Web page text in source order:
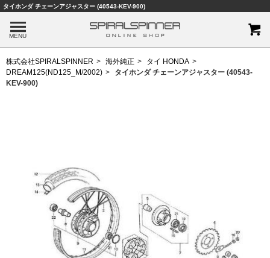
タイホンダ チェーンアジャスター (40543-KEV-900)
MENU
株式会社SPIRALSPINNER 海外純正
タイ HONDA
DREAM125(ND125_M/2002)
タイホンダ チェーンアジャスター (40543-
KEV-900)